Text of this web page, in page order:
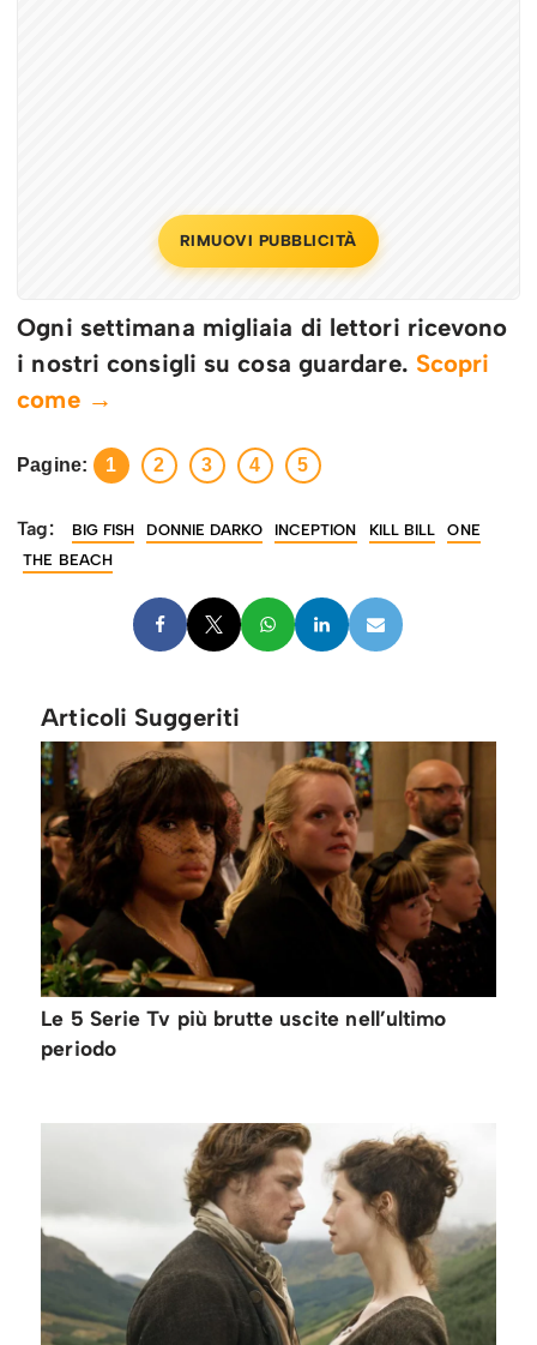
RIMUOVI PUBBLICITÀ
Ogni settimana migliaia di lettori ricevono
i nostri consigli su cosa guardare. Scopri
come →
Pagine: 1 2 3 4 5
Tag: BIG FISH DONNIE DARKO INCEPTION KILL BILL
ONE
THE BEACH
Articoli Suggeriti
Le 5 Serie Tv più brutte uscite nell’ultimo
periodo